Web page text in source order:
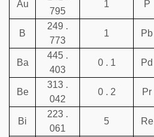
Au
795
1 P
B
249 .
773
1 Pb
Ba
445 .
403
0 . 1 Pd
Be
313 .
042
0 . 2 Pr
Bi
223 .
061
5 Re